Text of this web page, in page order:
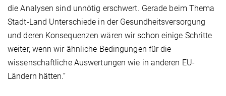
die Analysen sind unnötig erschwert. Gerade beim Thema
Stadt-Land Unterschiede in der Gesundheitsversorgung
und deren Konsequenzen wären wir schon einige Schritte
weiter, wenn wir ähnliche Bedingungen für die
wissenschaftliche Auswertungen wie in anderen EU-
Ländern hätten.“